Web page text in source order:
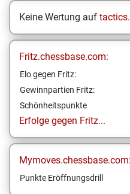
Keine Wertung auf
Fritz.chessbase.com:
Elo gegen Fritz:
Gewinnpartien Fritz:
Schönheitspunkte
Erfolge gegen Fritz...
Mymoves.chessbase.com:
Punkte Eröffnungsdrill